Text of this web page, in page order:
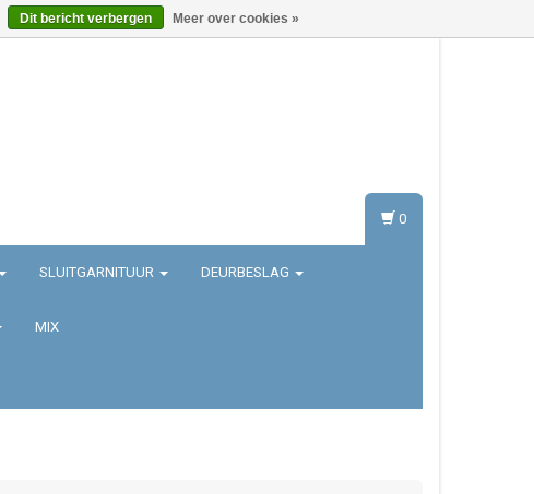
SLUITGARNITUUR DEURBESLAG
MIX
0
Dit bericht verbergen Meer over cookies »